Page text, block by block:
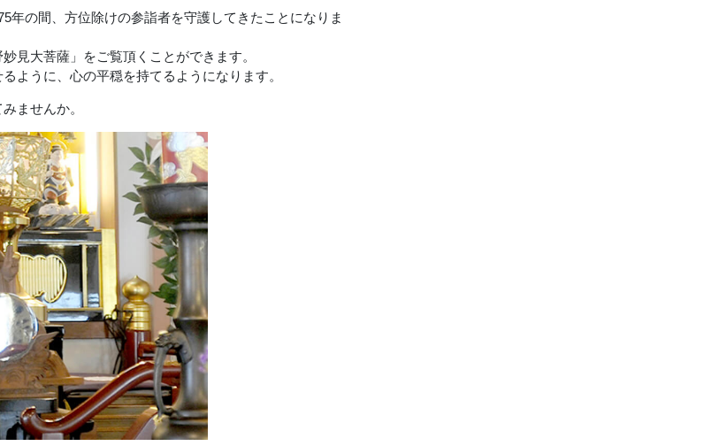
年の間、方位除けの参詣者を守護してきたことになりま
見大菩薩」をご覧頂くことができます。
ように、心の平穏を持てるようになります。
ませんか。